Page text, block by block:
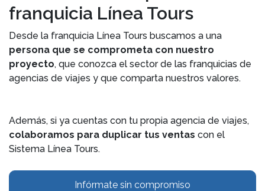
franquicia Línea Tours
Desde la franquicia Línea Tours buscamos a una
persona que se comprometa con nuestro
proyecto, que conozca el sector de las franquicias de
agencias de viajes y que comparta nuestros valores.
Además, si ya cuentas con tu propia agencia de viajes,
colaboramos para duplicar tus ventas con el
Sistema Línea Tours.
Infórmate sin compromiso